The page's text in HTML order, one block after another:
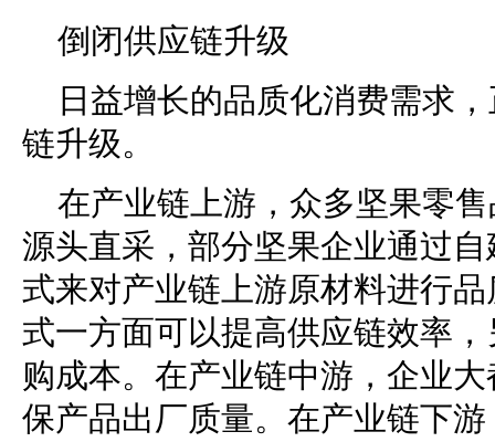
倒闭供应链升级
日益增长的品质化消费需求
链升级。
在产业链上游，众多坚果零
源头直采，部分坚果企业通过
式来对产业链上游原材料进行
式一方面可以提高供应链效率
购成本。在产业链中游，企业
保产品出厂质量。在产业链下